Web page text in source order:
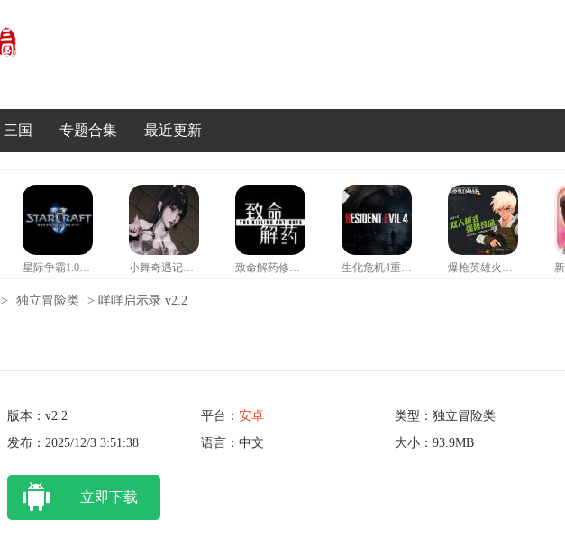
三国 专题合集 最近更新
星际争霸1.08b硬盘版 小舞奇遇记救爷爷 致命解药修改器风灵月影 生化危机4重制版修改器 爆枪英雄火神修改器
> 独立冒险类 > 咩咩启示录 v2.2
版本：v2.2 平台： 安卓
类型：独立冒险类
发布：2025/12/3 3:51:38
语言：中文 大小：93.9MB
立即下载